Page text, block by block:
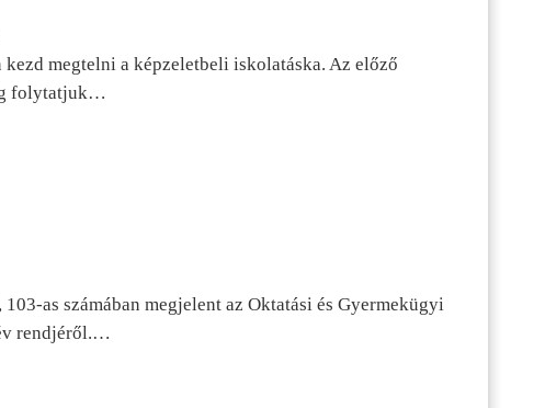
megtelni a képzeletbeli iskolatáska. Az előző
folytatjuk…
as számában megjelent az Oktatási és Gyermekügyi
rendjéről.…